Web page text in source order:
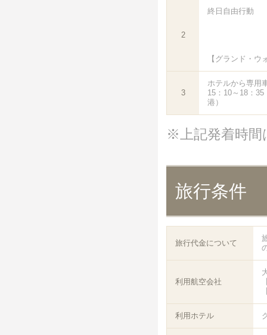
2
終日自由行動
【グランド・ウ
3
ホテルから専用
15：10～18：
港）
※上記発着時間
旅行条件
旅行代金について
利用航空会社
利用ホテル